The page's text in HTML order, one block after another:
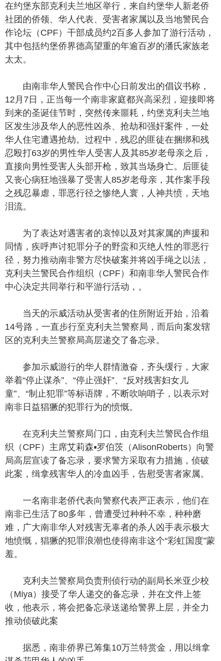
在约堡东部克利夫兰地区举行，来自约堡华人新老侨
社团的侨领、华人代表、受害者家属以及当地警民合
作论坛（CPF）干部成员约2百多人参加了游行活动，
其中包括约堡侨界德高望重的年逾百岁的潘氏家族老
太太。
由南非华人警民合作中心日前发出的倡议书称，
12月7日，正当每一个南非家庭都兴高采烈，迎接即将
到来的圣诞佳节时，突然传来噩耗，约堡克利夫兰地
区发生涉及华人的恶性凶杀、抢劫和强奸案件，一处
华人住宅遭遇抢劫。过程中，残忍的匪徒在捆绑和残
忍殴打63岁的男性华人受害人及其85岁老母亲之后，
直接向男性受害人头部开枪，致其当场身亡。后匪徒
又丧心病狂地强暴了受害人85岁老母亲，其作案手段
之残忍暴虐，罪恶行径之惨绝人寰，人神共愤，天地
泪流。
为了表达对遇害者的哀悼以及对其家属的声援和
同情，疾呼声讨犯罪分子的野蛮和灭绝人性的罪恶行
径，努力推动南非警方尽快破案并将凶手绳之以法，
克利夫兰警民合作组织（CPF）和南非华人警民合作
中心决定共同举行和平游行活动，。
当天的示威活动从受害者的住所附近开始，沿着
14号路，一直步行至克利夫兰警察局，而后向案发辖
区的克利夫兰警察局高层递交了备忘录。
参加示威游行的华人群情激奋，齐头缓行，大家
举着“停止谋杀”、“停止强奸”、“反对残害妇女儿
童”、“制止犯罪”等标语牌，不断吹响哨子，以表示对
南非日益猖獗的犯罪行为的愤慨。
在克利夫兰警察局门口，由克利夫兰警民合作组
织（CPF）主席艾莉森▪罗伯茨（AlisonRoberts）向警
局高层宣读了备忘录，要求警方采取有力措施，侦破
此案，缉拿残害华人的冷血凶手，告慰受害者家属。
一名南非老侨代表向警察代表严正表示，他们在
南非已生活了80多年，曾遭受过种种不幸，种种磨
难，广大南非华人对残害无辜者的杀人凶手表示极大
地愤慨，猖獗的犯罪浪潮也使得南非这个“彩虹国度”蒙
羞。
克利夫兰警察局负责刑侦行动的副局长米亚少校
（Miya）接受了华人递交的备忘录，并在文件上签
收，他表示，将会把备忘录送递给警界上层，并全力
推动侦破此案
据悉，南非侨界已筹集10万兰特赏金，用以缉拿